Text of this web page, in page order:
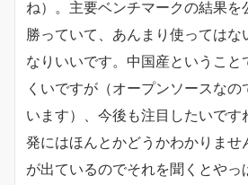
ね）。主要ベンチマークの結果を
勝っていて、あんまり使ってはな
なりいいです。中国産ということ
くいですが（オープンソースな
います）、今後も注目したいで
発にはほんとかどうかわかりませ
が出ているのでそれを聞くとやっ